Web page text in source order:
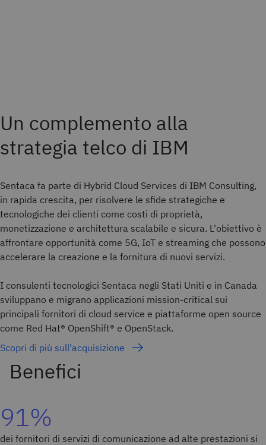
Un complemento alla
strategia telco di IBM
Sentaca fa parte di Hybrid Cloud Services di IBM Consulting,
in rapida crescita, per risolvere le sfide strategiche e
tecnologiche dei clienti come costi di proprietà,
monetizzazione e architettura scalabile e sicura. L'obiettivo è
affrontare opportunità come 5G, IoT e streaming che possono
accelerare la creazione e la fornitura di nuovi servizi.
I consulenti tecnologici Sentaca negli Stati Uniti e in Canada
sviluppano e migrano applicazioni mission-critical sui
principali fornitori di cloud service e piattaforme open source
come Red Hat® OpenShift® e OpenStack.
Scopri di più sull'acquisizione
91%
dei fornitori di servizi di comunicazione ad alte prestazioni si